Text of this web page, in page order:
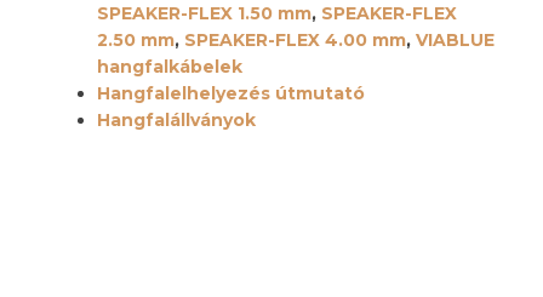
SPEAKER-FLEX 1.50 mm, SPEAKER-FLEX
2.50 mm, SPEAKER-FLEX 4.00 mm, VIABLUE
hangfalkábelek
Hangfalelhelyezés útmutató
Hangfalállványok